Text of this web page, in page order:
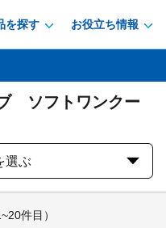
を探す お役立ち情報
ソフトワンクー
選ぶ
件目）